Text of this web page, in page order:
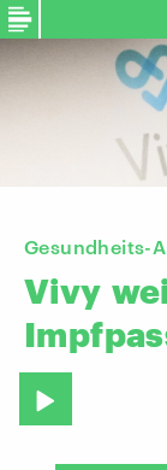
Gesundheits-
Vivy